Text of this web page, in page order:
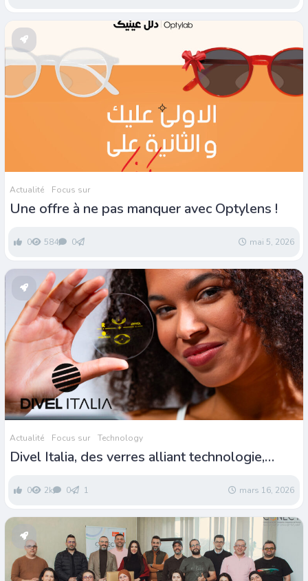
Actualité Focus sur
Une offre à ne pas manquer avec Optylens !
0 584 0 mai 5, 2026
Actualité Focus sur Technology
Divel Italia, des verres alliant technologie,
0 2k 0 1 mars 16, 2026